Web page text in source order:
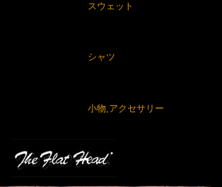
スウェット
シャツ
小物,アクセサリー